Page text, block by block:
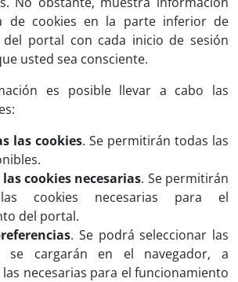
de cookies en la parte inferior de
del portal con cada inicio de sesión
usted sea consciente.
es posible llevar a cabo las
las cookies. Se permitirán todas las
cookies necesarias. Se permitirán
cookies necesarias para el
del portal.
. Se podrá seleccionar las
se cargarán en el navegador, a
necesarias para el funcionamiento